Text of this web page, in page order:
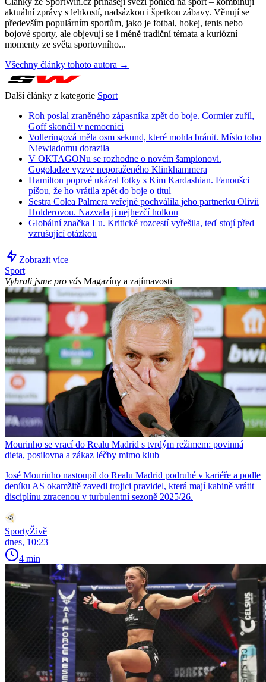
aktuální zprávy s lehkostí, nadsázkou i špetkou zábavy. Věnují se
především populárním sportům, jako je fotbal, hokej, tenis nebo
bojové sporty, ale objevují se i méně tradiční témata a kuriózní
momenty ze světa sportovního...
Všechny články tohoto autora →
Další články z kategorie Sport
Roh poslal zraněného zápasníka zpět do boje. Cormier zuřil,
Goff skončil v nemocnici
Volleringová měla osm sekund, které mohla bránit. Místo toho
Niewiadomu dorazila
V OKTAGONu se rozhodne o novém šampionovi.
Gogoladze vyzve neporaženého Klinkhammera
Hamilton poprvé ukázal fotky s Kim Kardashian. Fanoušci
píšou, že ho vrátila zpět do boje o titul
Sestra Colea Palmera veřejně pochválila jeho partnerku Olivii
Holderovou. Nazvala ji nejhezčí holkou
Globální značka Lu. Kritické rozcestí vyřešila, teď stojí před
vzrušující otázkou
Zobrazit více
Sport
Vybrali jsme pro vás Magazíny a zajímavosti
Mourinho se vrací do Realu Madrid s tvrdým režimem: povinná
dieta, posilovna a zákaz léčby mimo klub
José Mourinho nastoupil do Realu Madrid podruhé v kariéře a podle
deníku AS okamžitě zavedl trojici pravidel, která mají kabině vrátit
disciplínu ztracenou v turbulentní sezoně 2025/26.
SportyŽivě
dnes, 10:23
4 min